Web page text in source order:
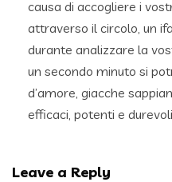
causa di accogliere i
attraverso il circolo, un
durante analizzare la
un secondo minuto si
d’amore, giacche
efficaci, potenti e
Leave a Reply